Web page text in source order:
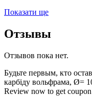
Показати ще
Отзывы
Отзывов пока нет.
Будьте первым, кто
карбіду вольфрама, Ø=
Review now to get